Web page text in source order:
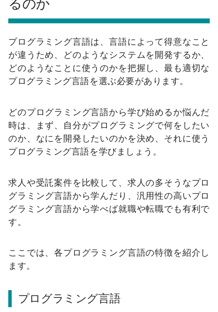
るのか
プログラミング言語は、言語によって得意なこと
が違うため、どのようなシステムを開発するか、
どのようなことに使うのかを把握し、最も適切な
プログラミング言語を選ぶ必要があります。
どのプログラミング言語から学び始めるか悩んだ
時は、まず、自分がプログラミングで何をしたい
のか、なにを開発したいのかを決め、それに使う
プログラミング言語を学びましょう。
求人や受託案件を比較して、求人の多そうなプロ
グラミング言語から学んだり、汎用性の高いプロ
グラミング言語から学べば就職や転職でも有利で
す。
ここでは、各プログラミング言語の特徴を紹介し
ます。
プログラミング言語